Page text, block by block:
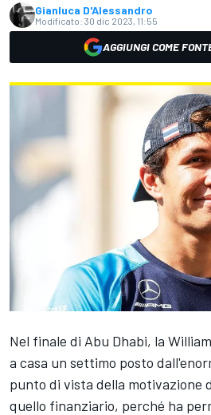
Gianluca D'Alessandro
Modificato: 30 dic 2023, 11:55
AGGIUNGI COME
Nel finale di Abu Dhabi, la
a casa un settimo posto
punto di vista della motivazione
quello finanziario, perché ha